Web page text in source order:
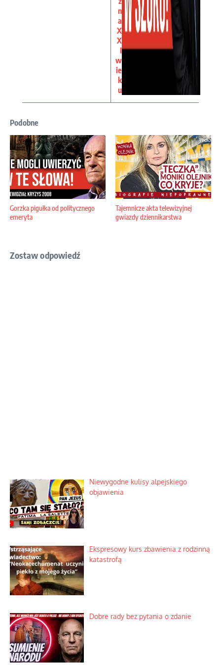
n
a
X
X
I
w
ie
k
u
Podobne
Gorzka pigułka od politycznego
emeryta
Tajemnicze akta telewizyjnej
gwiazdy dziennikarstwa
Zostaw odpowiedź
Niewygodne kulisy alpejskiego
objawienia
Ekspresowy kurs zbawienia z rodzinną
katastrofą
Dobre rady bez pytania o zdanie